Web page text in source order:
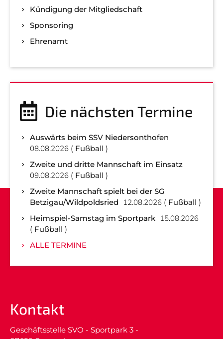
Kündigung der Mitgliedschaft
Sponsoring
Ehrenamt
Die nächsten Termine
Auswärts beim SSV Niedersonthofen
08.08.2026
Fußball
Zweite und dritte Mannschaft im Einsatz
09.08.2026
Fußball
Zweite Mannschaft spielt bei der SG
Betzigau/Wildpoldsried
12.08.2026
Fußball
Heimspiel-Samstag im Sportpark 15.08.2026
Fußball
ALLE TERMINE
Kontakt
Geschäftsstelle SVO - Sportpark 3 -